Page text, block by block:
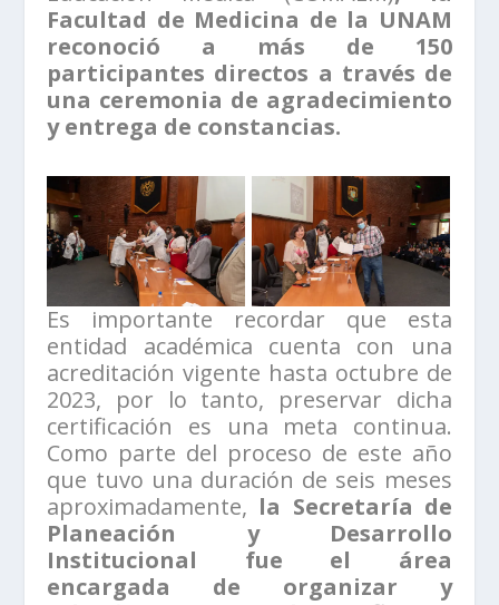
Facultad de Medicina de la UNAM
reconoció a más de 150
participantes directos a través de
una ceremonia de agradecimiento
y entrega de constancias.
Es importante recordar que esta
entidad académica cuenta con una
acreditación vigente hasta octubre de
2023, por lo tanto, preservar dicha
certificación es una meta continua.
Como parte del proceso de este año
que tuvo una duración de seis meses
aproximadamente, la Secretaría de
Planeación y Desarrollo
Institucional fue el área
encargada de organizar y